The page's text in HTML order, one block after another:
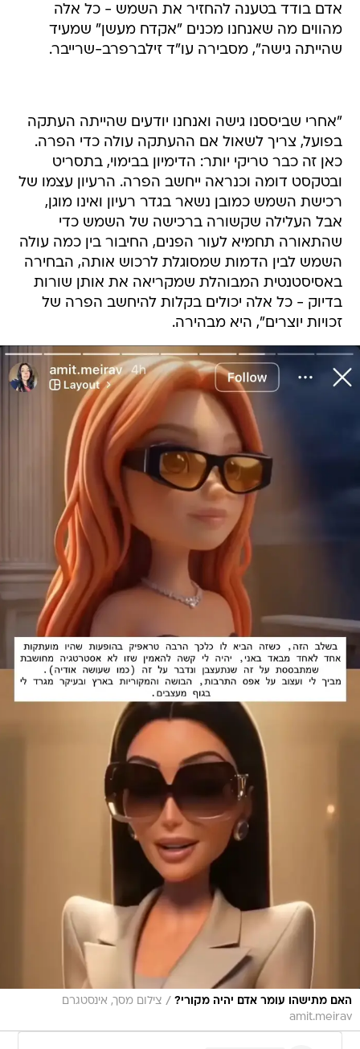
אדם בודד בטענה להחזיר את השמש - כל אלה
מהווים מה שאנחנו מכנים "אקדח מעשן" שמעיד
שהייתה גישה", מסבירה עו"ד זילברפרב-שרייבר.
"אחרי שביססנו גישה ואנחנו יודעים שהייתה העתקה
בפועל, צריך לשאול אם ההעתקה עולה כדי הפרה.
כאן זה כבר טריקי יותר: הדימיון בבימוי, בתסריט
ובטקסט דומה וכנראה ייחשב הפרה. הרעיון עצמו של
רכישת השמש כמובן נשאר בגדר רעיון ואינו מוגן,
אבל העלילה שקשורה ברכישה של השמש כדי
שהתאורה תחמיא לעור הפנים, החיבור בין כמה עולה
השמש לבין הדמות שמסוגלת לרכוש אותה, הבחירה
באסיסטנטית המבוהלת שמקריאה את אותן שורות
בדיוק - כל אלה יכולים בקלות להיחשב הפרה של
זכויות יוצרים", היא מבהירה.
האם מתישהו עומר אדם יהיה מקורי? / צילום מסך, אינסטגרם
amit.meirav